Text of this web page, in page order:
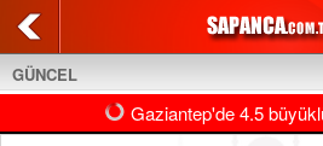
GÜNCEL
Gaziantep'de 4.5